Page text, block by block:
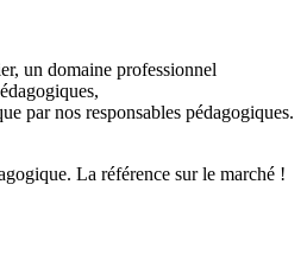
un domaine professionnel
par nos responsables pédagogiques.
La référence sur le marché !